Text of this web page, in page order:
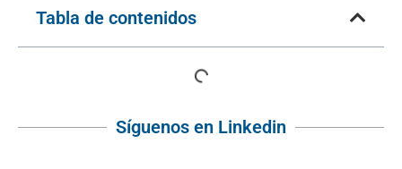
Tabla de contenidos
Síguenos en Linkedin